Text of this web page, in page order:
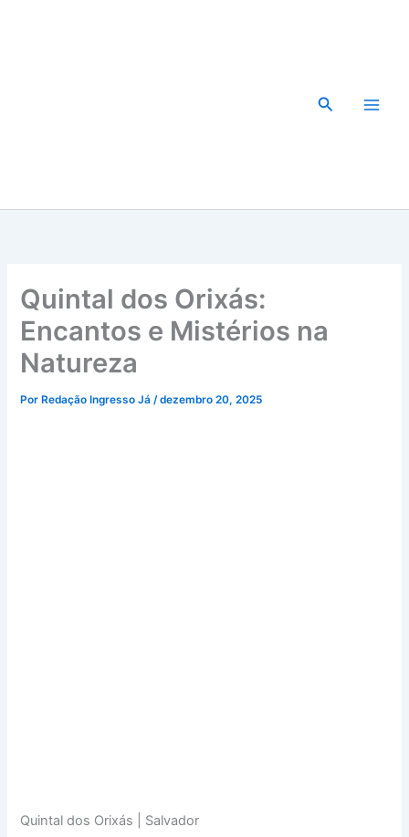
Pesquisar
Quintal dos Orixás:
Encantos e Mistérios na
Natureza
Por Redação Ingresso Já/dezembro 20, 2025
Quintal dos Orixás | Salvador